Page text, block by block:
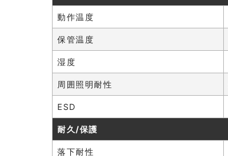
動作温度
保管温度
湿度
周囲照明耐性
ESD
耐久/保護
落下耐性